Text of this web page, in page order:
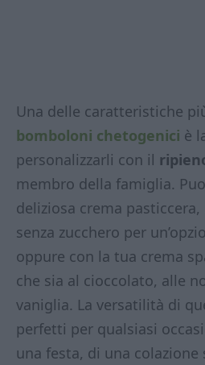
Una delle caratteristiche
bomboloni chetogenici è
personalizzarli con il
membro della famiglia.
deliziosa crema
senza zucchero per
oppure con la tua crema
che sia al cioccolato, alle
vaniglia. La versatilità di
perfetti per qualsiasi
una festa, di una colazione